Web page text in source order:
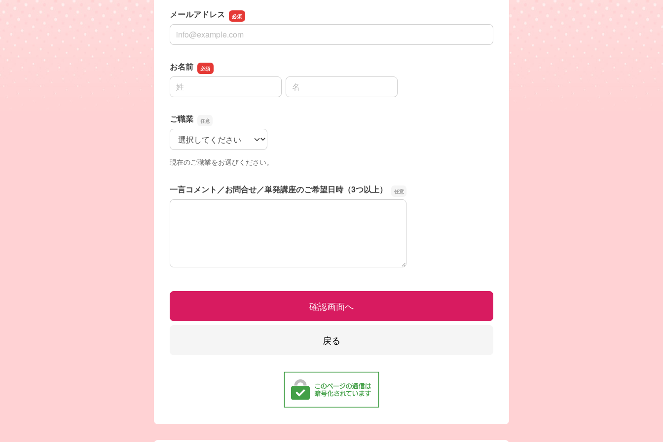
メールアドレス
メールアドレス
お名前
名前の姓
名前の名
ご職業
ご職業
現在のご職業をお選びください。
一言コメント／お問合せ／単発講座のご希望日時（3つ以上）
一言コメント／お問合せ／単発講座のご希望日時（3つ以上）